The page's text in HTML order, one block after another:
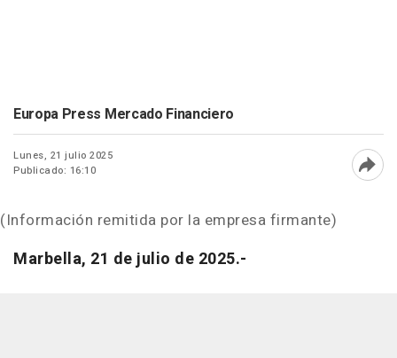
Europa Press Mercado Financiero
Lunes, 21 julio 2025
Publicado: 16:10
(Información remitida por la empresa firmante)
Marbella, 21 de julio de 2025.-